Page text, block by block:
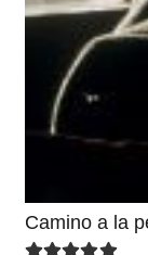
Camino a la